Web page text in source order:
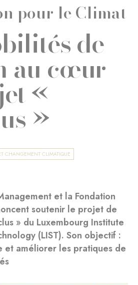
pour le Climat
de
au cœur
«
»
CHANGEMENT CLIMATIQUE
et la Fondation
soutenir le projet de
» du Luxembourg Institute
(LIST). Son objectif :
et améliorer les pratiques de